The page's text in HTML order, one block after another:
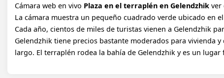
Cámara web en vivo Plaza en el terraplén en Gelendzhik ver
La cámara muestra un pequeño cuadrado verde ubicado en
Cada año, cientos de miles de turistas vienen a Gelendzhik
Gelendzhik tiene precios bastante moderados para vivienda
largo. El terraplén rodea la bahía de Gelendzhik y es un